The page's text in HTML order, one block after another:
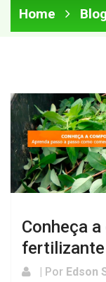
Home
Blog
Conheça
| Por Edson